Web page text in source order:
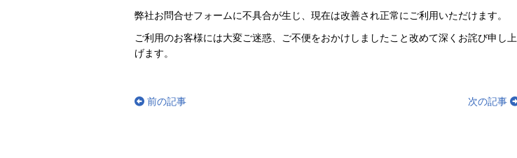
弊社お問合せフォームに不具合が生じ、 現在は改善され正常にご利用いただけます。
ご利用のお客様には大変ご迷惑、ご不便をおかけしましたこと改めて深くお詫び申し上
げます。
前の記事 次の記事